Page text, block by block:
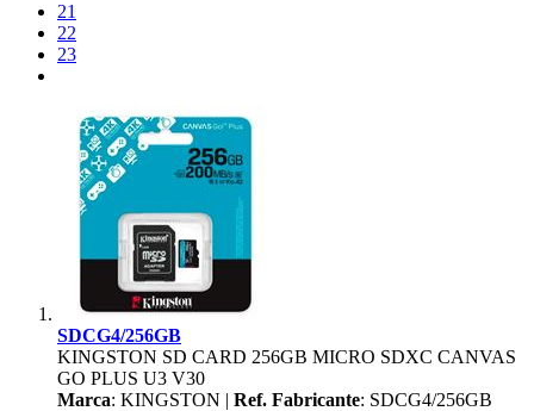
21
22
23
SDCG4/256GB
KINGSTON SD CARD 256GB MICRO SDXC CANVAS
GO PLUS U3 V30
Marca: KINGSTON | Ref. Fabricante: SDCG4/256GB